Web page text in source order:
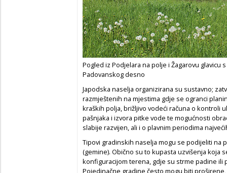
Pogled iz Podjelara na polje i Žagarovu glavicu
Padovanskog desno
Japodska naselja organizirana su sustavno;
razmještenih na mjestima gdje se ogranci
kraških polja, brižljivo vodeći računa o kontroli
pašnjaka i izvora pitke vode te mogućnosti
slabije razvijen, ali i o plavnim periodima
Tipovi gradinskih naselja mogu se podijeliti na
(gemine). Obično su to kupasta uzvišenja koja
konfiguracijom terena, gdje su strme padine
Pojedinačne gradine često mogu biti